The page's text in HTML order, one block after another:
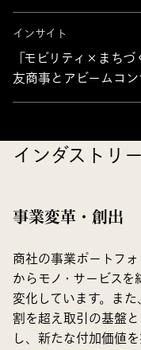
インサイト
「モビリティ×まち
友商事とアビームコ
インダストリ
事業変革・創出
商社の事業ポートフ
からモノ・サービス
変化しています。ま
割を超え取引の基盤
し、新たな付加価値